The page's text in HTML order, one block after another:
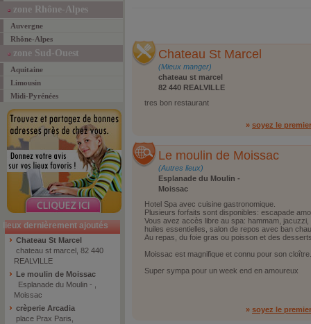
zone Rhône-Alpes
Auvergne
Rhône-Alpes
zone Sud-Ouest
Aquitaine
Limousin
Midi-Pyrénées
lieux dernièrement ajoutés
Chateau St Marcel
chateau st marcel, 82 440
REALVILLE
Le moulin de Moissac
Esplanade du Moulin - ,
Moissac
crèperie Arcadia
place Prax Paris,
Chateau St Marcel
(Mieux manger)
chateau st marcel
82 440 REALVILLE
tres bon restaurant
» soyez le
Le moulin de Moissac
(Autres lieux)
Esplanade du Moulin -
Moissac
Hotel Spa avec cuisine gastronomique.
Plusieurs forfaits sont disponibles: escapade
Vous avez accès libre au spa: hammam,
huiles essentielles, salon de repos avec ban
Au repas, du foie gras ou poisson et des
Moissac est magnifique et connu pour son cloître.
Super sympa pour un week end en amoureux
» soyez le